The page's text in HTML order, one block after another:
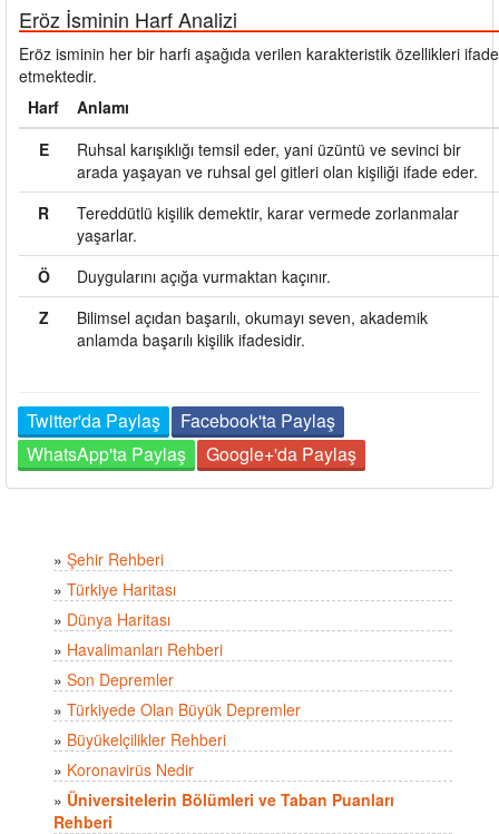
Eröz İsminin Harf Analizi
Eröz isminin her bir harfi aşağıda verilen karakteristik özellikleri ifade
etmektedir.
Harf
Anlamı
E
Ruhsal karışıklığı temsil eder, yani üzüntü ve sevinci bir
arada yaşayan ve ruhsal gel gitleri olan kişiliği ifade eder.
R
Tereddütlü kişilik demektir, karar vermede zorlanmalar
yaşarlar.
Ö
Duygularını açığa vurmaktan kaçınır.
Z
Bilimsel açıdan başarılı, okumayı seven, akademik
anlamda başarılı kişilik ifadesidir.
Twitter'da Paylaş
Facebook'ta Paylaş
WhatsApp'ta Paylaş
Google+'da Paylaş
» Şehir Rehberi
» Türkiye Haritası
» Dünya Haritası
» Havalimanları Rehberi
» Son Depremler
» Türkiyede Olan Büyük Depremler
» Büyükelçilikler Rehberi
» Koronavirüs Nedir
» Üniversitelerin Bölümleri ve Taban Puanları
Rehberi